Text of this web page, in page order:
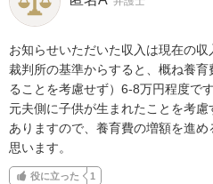
お知らせいただいた収入は現在の収
裁判所の基準からすると、概ね養
ることを考慮せず）6-8万円程度です
元夫側に子供が生まれたことを考
ありますので、養育費の増額を進
思います。
役に立った 1